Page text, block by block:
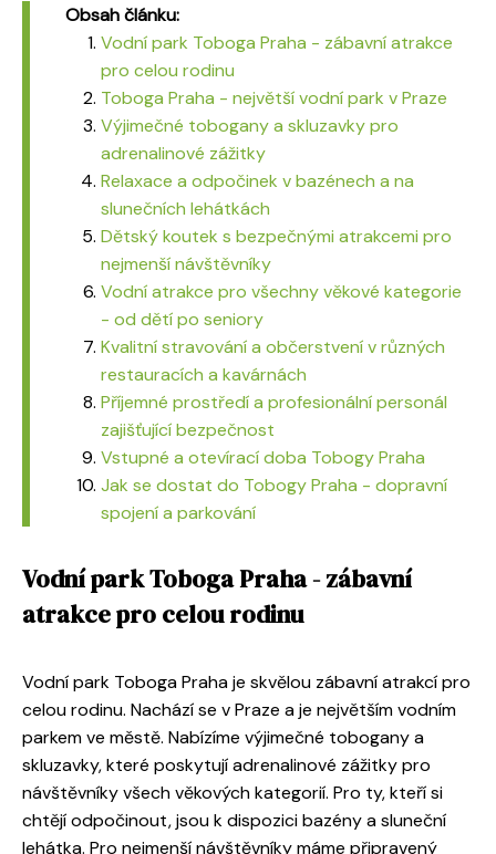
Obsah článku:
Vodní park Toboga Praha - zábavní atrakce
pro celou rodinu
Toboga Praha - největší vodní park v Praze
Výjimečné tobogany a skluzavky pro
adrenalinové zážitky
Relaxace a odpočinek v bazénech a na
slunečních lehátkách
Dětský koutek s bezpečnými atrakcemi pro
nejmenší návštěvníky
Vodní atrakce pro všechny věkové kategorie
- od dětí po seniory
Kvalitní stravování a občerstvení v různých
restauracích a kavárnách
Příjemné prostředí a profesionální personál
zajišťující bezpečnost
Vstupné a otevírací doba Tobogy Praha
Jak se dostat do Tobogy Praha - dopravní
spojení a parkování
Vodní park Toboga Praha - zábavní
atrakce pro celou rodinu
Vodní park Toboga Praha je skvělou zábavní atrakcí pro
celou rodinu. Nachází se v Praze a je největším vodním
parkem ve městě. Nabízíme výjimečné tobogany a
skluzavky, které poskytují adrenalinové zážitky pro
návštěvníky všech věkových kategorií. Pro ty, kteří si
chtějí odpočinout, jsou k dispozici bazény a sluneční
lehátka. Pro nejmenší návštěvníky máme připravený